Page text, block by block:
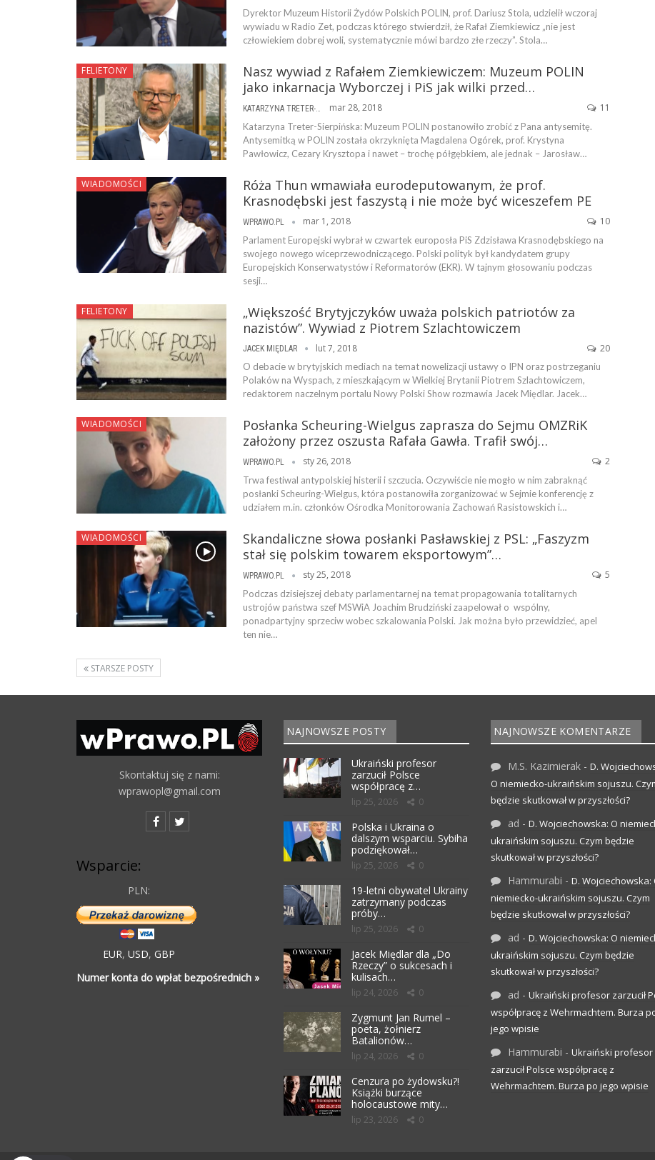
Dyrektor Muzeum Historii Żydów Polskich POLIN, prof. Dariusz Stola, udzielił wczoraj
wywiadu w Radio Zet, podczas którego stwierdził, że Rafał Ziemkiewicz „nie jest
człowiekiem dobrej woli, systematycznie mówi bardzo złe rzeczy”. Stola…
FELIETONY
Nasz wywiad z Rafałem Ziemkiewiczem: Muzeum POLIN
jako inkarnacja Wyborczej i PiS jak wilki przed…
KATARZYNA TRETER-SIERPIŃSKA mar 28, 2018 11
Katarzyna Treter-Sierpińska: Muzeum POLIN postanowiło zrobić z Pana antysemitę.
Antysemitką w POLIN została okrzyknięta Magdalena Ogórek, prof. Krystyna
Pawłowicz, Cezary Krysztopa i nawet – trochę półgębkiem, ale jednak – Jarosław…
WIADOMOŚCI
Róża Thun wmawiała eurodeputowanym, że prof.
Krasnodębski jest faszystą i nie może być wiceszefem PE
WPRAWO.PL mar 1, 2018 10
Parlament Europejski wybrał w czwartek europosła PiS Zdzisława Krasnodębskiego na
swojego nowego wiceprzewodniczącego. Polski polityk był kandydatem grupy
Europejskich Konserwatystów i Reformatorów (EKR). W tajnym głosowaniu podczas
sesji…
FELIETONY
„Większość Brytyjczyków uważa polskich patriotów za
nazistów”. Wywiad z Piotrem Szlachtowiczem
JACEK MIĘDLAR lut 7, 2018 20
O debacie w brytyjskich mediach na temat nowelizacji ustawy o IPN oraz postrzeganiu
Polaków na Wyspach, z mieszkającym w Wielkiej Brytanii Piotrem Szlachtowiczem,
redaktorem naczelnym portalu Nowy Polski Show rozmawia Jacek Międlar. Jacek…
WIADOMOŚCI
Posłanka Scheuring-Wielgus zaprasza do Sejmu OMZRiK
założony przez oszusta Rafała Gawła. Trafił swój…
WPRAWO.PL sty 26, 2018 2
Trwa festiwal antypolskiej histerii i szczucia. Oczywiście nie mogło w nim zabraknąć
posłanki Scheuring-Wielgus, która postanowiła zorganizować w Sejmie konferencję z
udziałem m.in. członków Ośrodka Monitorowania Zachowań Rasistowskich i…
WIADOMOŚCI
Skandaliczne słowa posłanki Pasławskiej z PSL: „Faszyzm
stał się polskim towarem eksportowym”…
WPRAWO.PL sty 25, 2018 5
Podczas dzisiejszej debaty parlamentarnej na temat propagowania totalitarnych
ustrojów państwa szef MSWiA Joachim Brudziński zaapelował o wspólny,
ponadpartyjny sprzeciw wobec szkalowania Polski. Jak można było przewidzieć, apel
ten nie…
STARSZE POSTY
Skontaktuj się z nami:
wprawopl@gmail.com
Wsparcie:
PLN:
EUR, USD, GBP
Numer konta do wpłat bezpośrednich »
NAJNOWSZE POSTY
Ukraiński profesor
zarzucił Polsce
współpracę z…
lip 25, 2026 0
Polska i Ukraina o
dalszym wsparciu. Sybiha
podziękował…
lip 25, 2026 0
19-letni obywatel Ukrainy
zatrzymany podczas
próby…
lip 25, 2026 0
Jacek Międlar dla „Do
Rzeczy” o sukcesach i
kulisach…
lip 24, 2026 0
Zygmunt Jan Rumel –
poeta, żołnierz
Batalionów…
lip 24, 2026 0
Cenzura po żydowsku?!
Książki burzące
holocaustowe mity…
lip 23, 2026 0
NAJNOWSZE KOMENTARZE
M.S. Kazimierak - D.
O niemiecko-ukraińskim sojuszu.
będzie skutkował w przyszłości?
ad - D. Wojciechowska: O
ukraińskim sojuszu. Czym będzie
skutkował w przyszłości?
Hammurabi - D. Wojciechowska:
niemiecko-ukraińskim sojuszu. Czym
będzie skutkował w przyszłości?
ad - D. Wojciechowska: O
ukraińskim sojuszu. Czym będzie
skutkował w przyszłości?
ad - Ukraiński profesor zarzucił
współpracę z Wehrmachtem. Burza
jego wpisie
Hammurabi - Ukraiński profesor
zarzucił Polsce współpracę z
Wehrmachtem. Burza po jego wpisie